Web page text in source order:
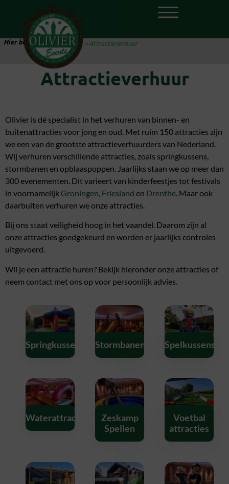
Hier ben je: Home »Attractieverhuur
Attractieverhuur
Olivier is dé specialist in het verhuren van binnen- en
buitenattracties voor jong en oud. Met ruim 150 attracties zijn
we een van de grootste attractieverhuurders van Nederland.
Wij verhuren verschillende attracties, zoals springkussens,
stormbanen en opblaaspoppen. Jaarlijks staan we op meer dan
300 evenementen. Dit varieert van kinderfeestjes tot festivals
in voornamelijk Groningen, Friesland en Drenthe. Maar ook
daarbuiten verhuren we onze attracties.
Bij ons staat veiligheid hoog in het vaandel. Daarom zijn al
onze attracties goedgekeurd en worden er jaarlijks controles
uitgevoerd.
Wil je een attractie huren? Bekijk hieronder onze attracties of
neem contact met ons op voor persoonlijk advies.
Springkussens Stormbanen Spelkussens
Waterattracties
Zeskamp
Spellen
Voetbal
attracties